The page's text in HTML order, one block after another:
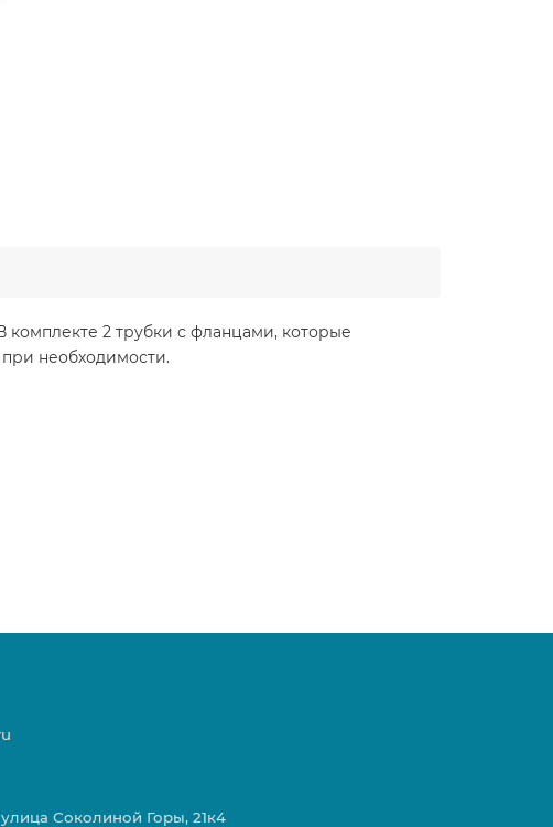
2 трубки с фланцами, которые
необходимости.
Соколиной Горы, 21к4